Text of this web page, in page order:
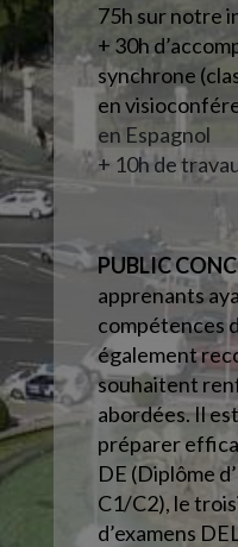
75h sur notre
+ 30h
synchrone
en
en Espagnol
+ 10h de
PUBLIC
apprenants
compétences
également
souhaitent
abordées. Il
préparer
DE (Diplôme
C1/C2), le
d’examens